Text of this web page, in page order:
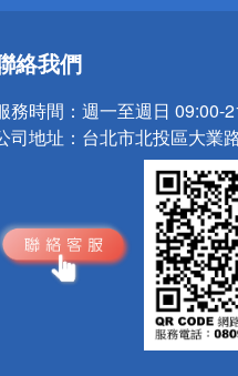
絡我們
務時間： 週一至週日 09:00-
司地址： 台北市北投區大業